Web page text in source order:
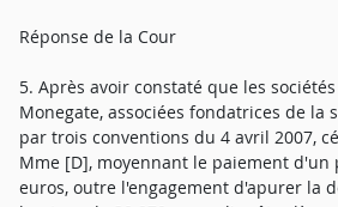
Réponse de la Cour
5. Après avoir constaté que les
Monegate, associées fondatrices de la
par trois conventions du 4 avril 2007,
Mme [D], moyennant le paiement d'un
euros, outre l'engagement d'apurer la